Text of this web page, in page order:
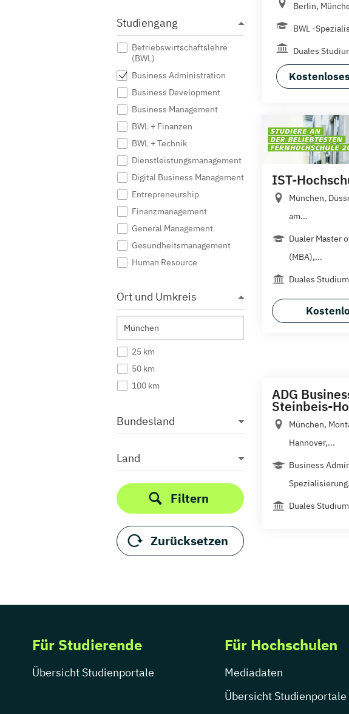
Studiengang
Betriebswirtschaftslehre
(BWL)
Business Administration
Business Development
Business Management
BWL + Finanzen
BWL + Technik
Dienstleistungsmanagement
Digital Business Management
Entrepreneurship
Finanzmanagement
General Management
Gesundheitsmanagement
Human Resource
Industrial Management
International Business
International Management
Katastrophenmanagement
Management
Marketing
Nachhaltigkeitsmanagement
Ökonomie
Unternehmensführung
Volkswirtschaftslehre
Wirtschaftswissenschaften
Ort und Umkreis
25 km
50 km
100 km
Bundesland
Land
Filtern
Zurücksetzen
Berlin,
BWL -
Duales
IST-
München,
am...
Dualer Master
(MBA),...
Duales Studium
ADG
Steinbeis-
München,
Hannover,...
Business
Duales Studium
Für Studierende
Übersicht Studienportale
Für Hochschulen
Mediadaten
Übersicht Studienportale